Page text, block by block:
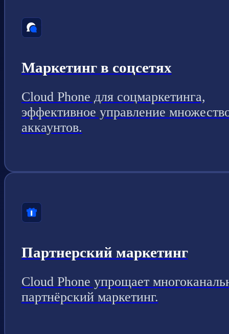
Маркетинг в соцсетях
Cloud Phone для соцмаркетинга,
эффективное управление
аккаунтов.
Партнерский маркетинг
Cloud Phone упрощает
партнёрский маркетинг.